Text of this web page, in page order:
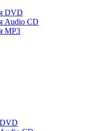
DVD
Audio CD
MP3